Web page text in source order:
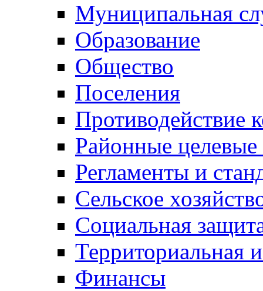
Муниципальная
Образование
Общество
Поселения
Противодействие
Районные
Регламенты и
Сельское
Социальная
Территориальная
Финансы